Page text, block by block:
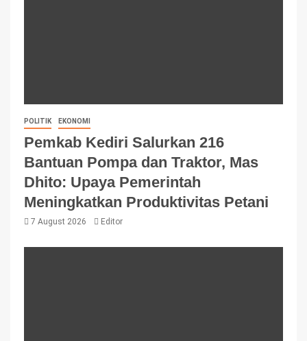
POLITIK EKONOMI
Pemkab Kediri Salurkan 216
Bantuan Pompa dan Traktor, Mas
Dhito: Upaya Pemerintah
Meningkatkan Produktivitas Petani
7 August 2026 Editor